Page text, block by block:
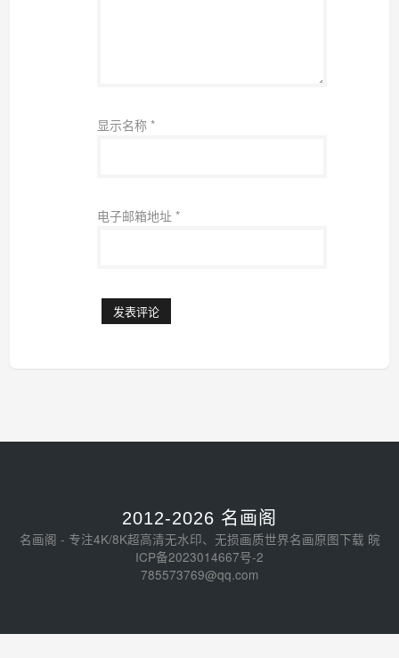
显示名称 *
电子邮箱地址 *
2012-2026 名画阁
名画阁 - 专注4K/8K超高清无水印、无损画质世界名画原图下载 皖
ICP备2023014667号-2
785573769@qq.com